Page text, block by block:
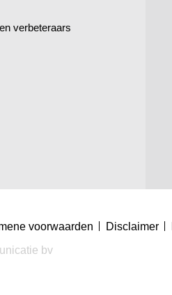
verbeteraars
voorwaarden Disclaimer
bv